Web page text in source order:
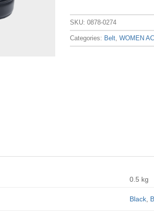
SKU:0878-0274
Categories: Belt ,WOMEN
0.5 kg
Black,